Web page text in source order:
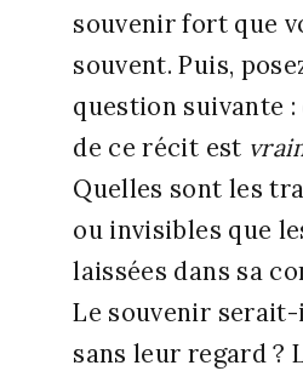
sou­ve­nir fort que
sou­vent. Puis,
ques­tion sui­vante
de ce récit est
Quelles sont les
ou invi­sibles que
lais­sées dans sa
Le sou­ve­nir
sans leur regard ?